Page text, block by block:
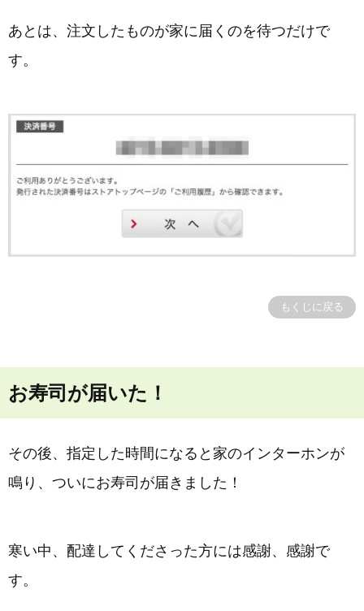
あとは、注文したものが家に届くのを待つだけで
す。
もくじに戻る
お寿司が届いた！
その後、指定した時間になると家のインターホンが
鳴り、ついにお寿司が届きました！
寒い中、配達してくださった方には感謝、感謝で
す。